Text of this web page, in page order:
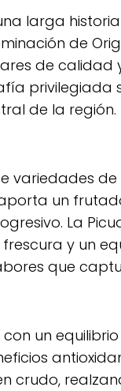
larga
de
de calidad
privilegiada
de la región.
variedades
un
La
y un
que
un
crudo,